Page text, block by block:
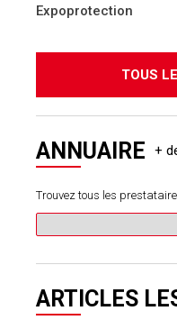
Expoprotection
TOUS
ANNUAIRE
Trouvez tous les
ARTICLES